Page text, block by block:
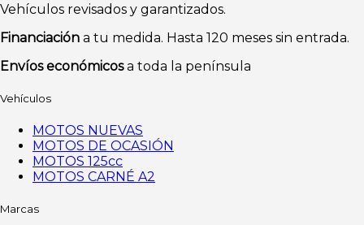
Vehículos revisados y garantizados.
Financiación a tu medida. Hasta 120 meses sin entrada.
Envíos económicosa toda la península
Vehículos
MOTOS NUEVAS
MOTOS DE OCASIÓN
MOTOS 125cc
MOTOS CARNÉ A2
Marcas